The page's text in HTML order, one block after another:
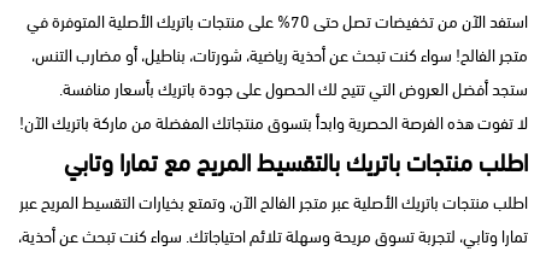
استفد الآن من تخفيضات تصل حتى 70% على منتجات باتريك الأصلية المتوفرة في
متجر الفالح! سواء كنت تبحث عن أحذية رياضية، شورتات، بناطيل، أو مضارب التنس،
ستجد أفضل العروض التي تتيح لك الحصول على جودة باتريك بأسعار منافسة.
لا تفوت هذه الفرصة الحصرية وابدأ بتسوق منتجاتك المفضلة من ماركة باتريك الآن!
اطلب منتجات باتريك بالتقسيط المريح مع تمارا وتابي
اطلب منتجات باتريك الأصلية عبر متجر الفالح الآن، وتمتع بخيارات التقسيط المريح عبر
تمارا وتابي، لتجربة تسوق مريحة وسهلة تلائم احتياجاتك. سواء كنت تبحث عن أحذية،